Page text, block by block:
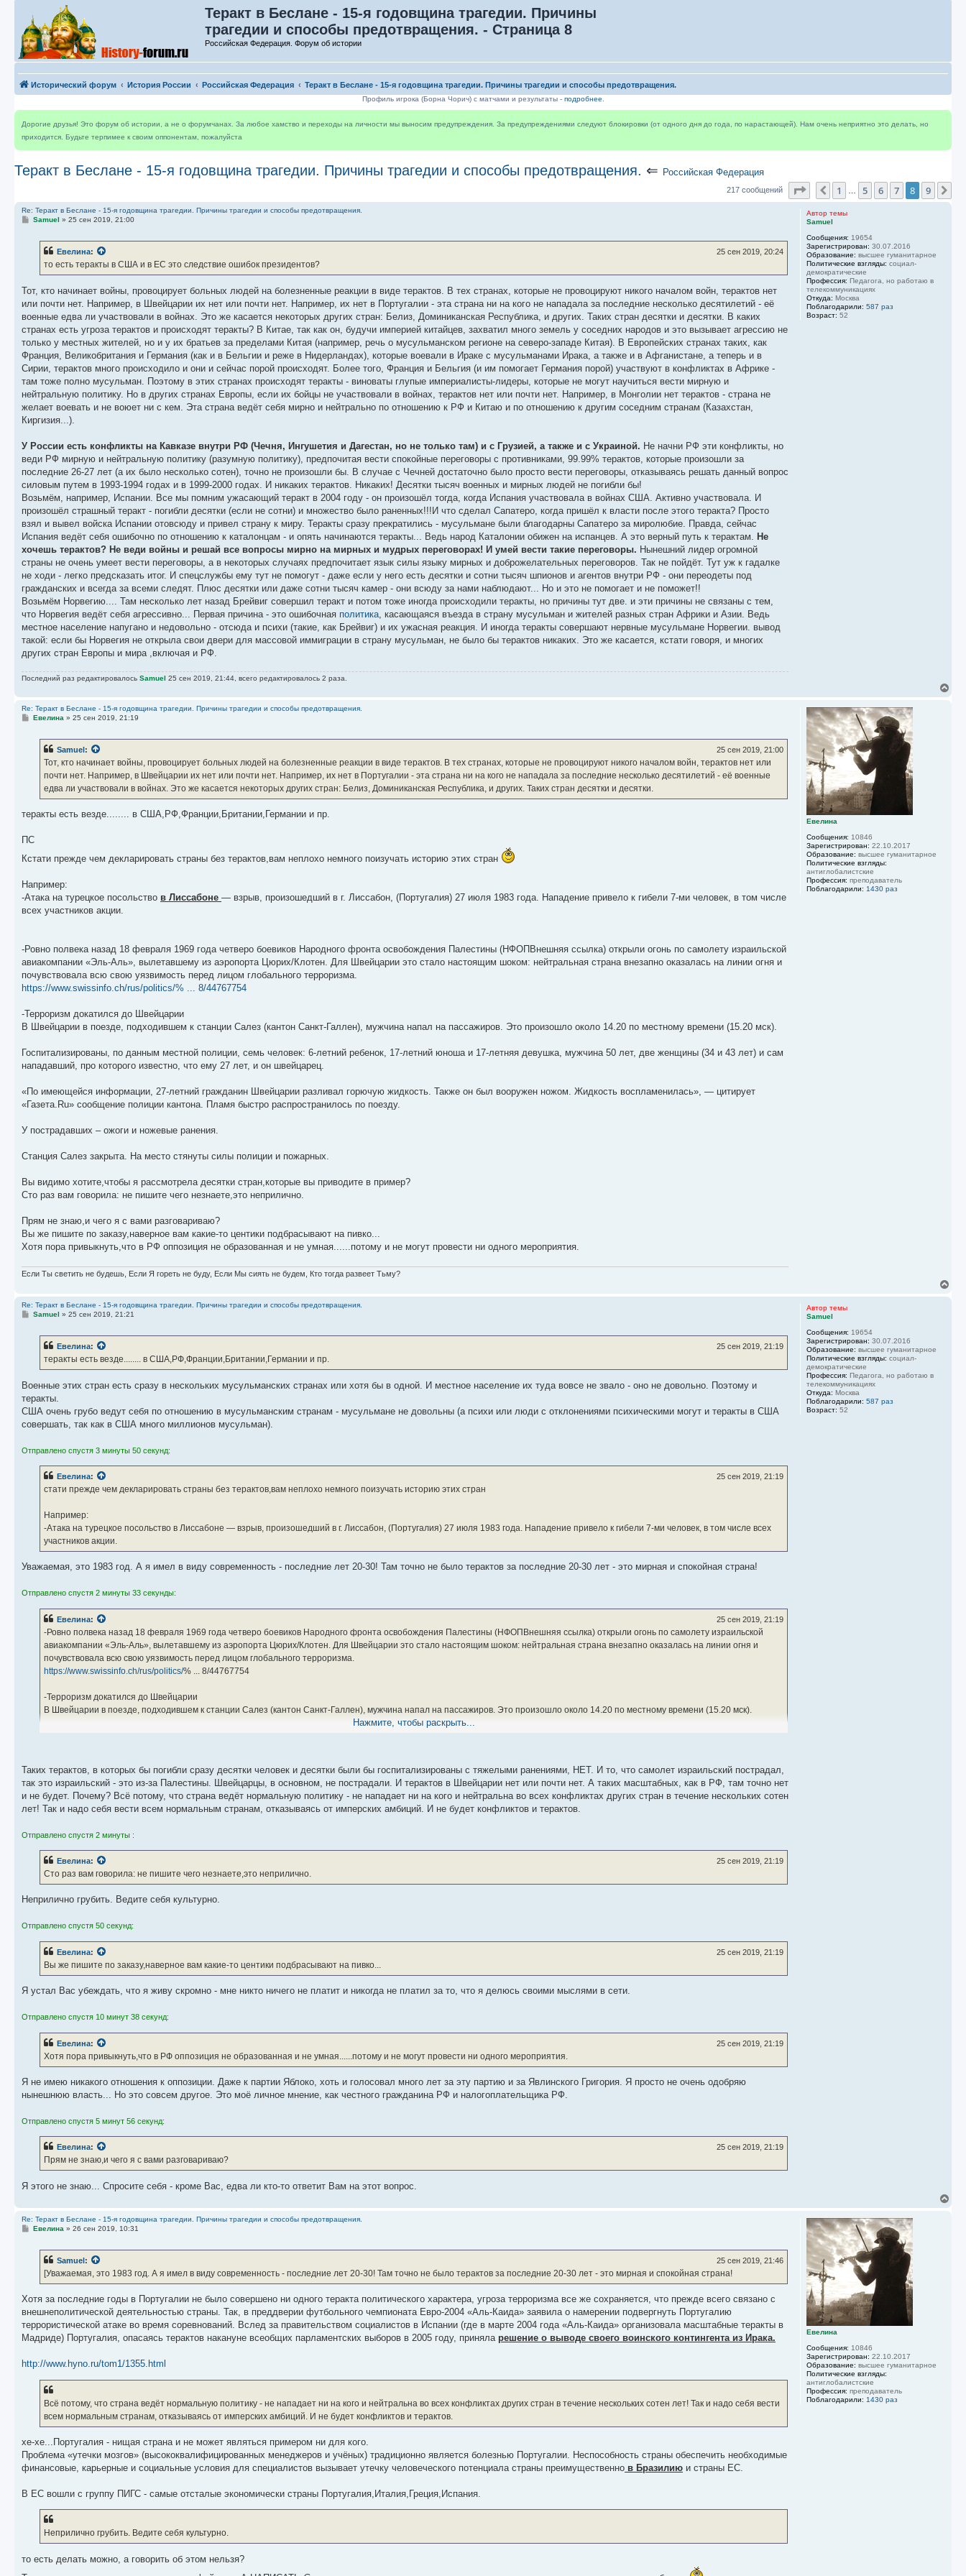
Теракт в Беслане - 15-я годовщина трагедии. Причины
трагедии и способы предотвращения. - Страница 8
Российская Федерация. Форум об истории
Исторический форум История России Российская Федерация Теракт в Беслане - 15-я годовщина трагедии. Причины трагедии и способы предотвращения.
Профиль игрока (Борна Чорич) с матчами и результаты - подробнее
Дорогие друзья! Это форум об истории, а не о форумчанах. За любое хамство и переходы на личности мы выносим предупреждения. За предупреждениями следуют блокировки (от одного дня до года, по нарастающей). Нам очень неприятно это делать, но
приходится. Будьте терпимее к своим оппонентам, пожалуйста
Теракт в Беслане - 15-я годовщина трагедии. Причины трагедии и способы предотвращения. ⇐ Российская Федерация
217 сообщений Страница из 9
Пред.
1 5 6 7 8 9
Автор темы
Samuel
Сообщения: 19654
Зарегистрирован: 30.07.2016
Образование: высшее гуманитарное
Политические взгляды: социал-
демократические
Профессия: Педагога, но работаю в
телекоммуникациях
Откуда: Москва
Поблагодарили: 587 раз
Возраст: 52
Re: Теракт в Беслане - 15-я годовщина трагедии. Причины трагедии и способы предотвращения.
С
е
Samuel » 25 сен 2019, 21:00
Евелина: 25 сен 2019, 20:24
то есть теракты в США и в ЕС это следствие ошибок президентов?
Тот, кто начинает войны, провоцирует больных людей на болезненные реакции в виде терактов. В тех странах, которые не провоцируют никого началом войн, терактов нет
или почти нет. Например, в Швейцарии их нет или почти нет. Например, их нет в Португалии - эта страна ни на кого не нападала за последние несколько десятилетий - её
военные едва ли участвовали в войнах. Это же касается некоторых других стран: Белиз, Доминиканская Республика, и других. Таких стран десятки и десятки. В каких
странах есть угроза терактов и происходят теракты? В Китае, так как он, будучи империей китайцев, захватил много земель у соседних народов и это вызывает агрессию не
только у местных жителей, но и у их братьев за пределами Китая (например, речь о мусульманском регионе на северо-западе Китая). В Европейских странах таких, как
Франция, Великобритания и Германия (как и в Бельгии и реже в Нидерландах), которые воевали в Ираке с мусульманами Ирака, а также и в Афганистане, а теперь и в
Сирии, терактов много происходило и они и сейчас порой происходят. Более того, Франция и Бельгия (и им помогает Германия порой) участвуют в конфликтах в Африке -
там тоже полно мусульман. Поэтому в этих странах происходят теракты - виноваты глупые империалисты-лидеры, которые не могут научиться вести мирную и
нейтральную политику. Но в других странах Европы, если их бойцы не участвовали в войнах, терактов нет или почти нет. Например, в Монголии нет терактов - страна не
желает воевать и не воюет ни с кем. Эта страна ведёт себя мирно и нейтрально по отношению к РФ и Китаю и по отношению к другим соседним странам (Казахстан,
Киргизия...).
У России есть конфликты на Кавказе внутри РФ (Чечня, Ингушетия и Дагестан, но не только там) и с Грузией, а также и с Украиной. Не начни РФ эти конфликты, но
веди РФ мирную и нейтральную политику (разумную политику), предпочитая вести спокойные переговоры с противниками, 99.99% терактов, которые произошли за
последние 26-27 лет (а их было несколько сотен), точно не произошли бы. В случае с Чечней достаточно было просто вести переговоры, отказываясь решать данный вопрос
силовым путем в 1993-1994 годах и в 1999-2000 годах. И никаких терактов. Никаких! Десятки тысяч военных и мирных людей не погибли бы!
Возьмём, например, Испании. Все мы помним ужасающий теракт в 2004 году - он произошёл тогда, когда Испания участвовала в войнах США. Активно участвовала. И
произошёл страшный теракт - погибли десятки (если не сотни) и множество было раненных!!!И что сделал Сапатеро, когда пришёл к власти после этого теракта? Просто
взял и вывел войска Испании отовсюду и привел страну к миру. Теракты сразу прекратились - мусульмане были благодарны Сапатеро за миролюбие. Правда, сейчас
Испания ведёт себя ошибочно по отношению к каталонцам - и опять начинаются теракты... Ведь народ Каталонии обижен на испанцев. А это верный путь к терактам. Не
хочешь терактов? Не веди войны и решай все вопросы мирно на мирных и мудрых переговорах! И умей вести такие переговоры. Нынешний лидер огромной
страны не очень умеет вести переговоры, а в некоторых случаях предпочитает язык силы языку мирных и доброжелательных переговоров. Так не пойдёт. Тут уж к гадалке
не ходи - легко предсказать итог. И спецслужбы ему тут не помогут - даже если у него есть десятки и сотни тысяч шпионов и агентов внутри РФ - они переодеты под
гражданских и всегда за всеми следят. Плюс десятки или даже сотни тысяч камер - они всюду за нами наблюдают... Но и это не помогает и не поможет!!
Возьмём Норвегию.... Там несколько лет назад Брейвиг совершил теракт и потом тоже иногда происходили теракты, но причины тут две. и эти причины не связаны с тем,
что Норвегия ведёт себя агрессивно... Первая причина - это ошибочная политика , касающаяся въезда в страну мусульман и жителей разных стран Африки и Азии. Ведь
местное население напугано и недовольно - отсюда и психи (такие, как Брейвиг) и их ужасная реакция. И иногда теракты совершают нервные мусульмане Норвегии. вывод
такой: если бы Норвегия не открыла свои двери для массовой иммиграции в страну мусульман, не было бы терактов никаких. Это же касается, кстати говоря, и многих
других стран Европы и мира ,включая и РФ.
Последний раз редактировалось Samuel 25 сен 2019, 21:44, всего редактировалось 2 раза.
Евелина
Сообщения: 10846
Зарегистрирован: 22.10.2017
Образование: высшее гуманитарное
Политические взгляды:
антиглобалистские
Профессия: преподаватель
Поблагодарили: 1430 раз
Re: Теракт в Беслане - 15-я годовщина трагедии. Причины трагедии и способы предотвращения.
СЕвелина » 25 сен 2019, 21:19
Samuel: 25 сен 2019, 21:00
Тот, кто начинает войны, провоцирует больных людей на болезненные реакции в виде терактов. В тех странах, которые не провоцируют никого началом войн, терактов нет или
почти нет. Например, в Швейцарии их нет или почти нет. Например, их нет в Португалии - эта страна ни на кого не нападала за последние несколько десятилетий - её военные
едва ли участвовали в войнах. Это же касается некоторых других стран: Белиз, Доминиканская Республика, и других. Таких стран десятки и десятки.
теракты есть везде........ в США,РФ,Франции,Британии,Германии и пр.
ПС
Кстати прежде чем декларировать страны без терактов,вам неплохо немного поизучать историю этих стран
Например:
-Атака на турецкое посольство в Лиссабоне — взрыв, произошедший в г. Лиссабон, (Португалия) 27 июля 1983 года. Нападение привело к гибели 7-ми человек, в том числе
всех участников акции.
-Ровно полвека назад 18 февраля 1969 года четверо боевиков Народного фронта освобождения Палестины (НФОПВнешняя ссылка) открыли огонь по самолету израильской
авиакомпании «Эль-Аль», вылетавшему из аэропорта Цюрих/Клотен. Для Швейцарии это стало настоящим шоком: нейтральная страна внезапно оказалась на линии огня и
почувствовала всю свою уязвимость перед лицом глобального терроризма.
https://www.swissinfo.ch/rus/politics/% ... 8/44767754
-Терроризм докатился до Швейцарии
В Швейцарии в поезде, подходившем к станции Салез (кантон Санкт-Галлен), мужчина напал на пассажиров. Это произошло около 14.20 по местному времени (15.20 мск).
Госпитализированы, по данным местной полиции, семь человек: 6-летний ребенок, 17-летний юноша и 17-летняя девушка, мужчина 50 лет, две женщины (34 и 43 лет) и сам
нападавший, про которого известно, что ему 27 лет, и он швейцарец.
«По имеющейся информации, 27-летний гражданин Швейцарии разливал горючую жидкость. Также он был вооружен ножом. Жидкость воспламенилась», — цитирует
«Газета.Ru» сообщение полиции кантона. Пламя быстро распространилось по поезду.
У пострадавших – ожоги и ножевые ранения.
Станция Салез закрыта. На место стянуты силы полиции и пожарных.
Вы видимо хотите,чтобы я рассмотрела десятки стран,которые вы приводите в пример?
Сто раз вам говорила: не пишите чего незнаете,это неприлично.
Прям не знаю,и чего я с вами разговариваю?
Вы же пишите по заказу,наверное вам какие-то центики подбрасывают на пивко...
Хотя пора привыкнуть,что в РФ оппозиция не образованная и не умная......потому и не могут провести ни одного мероприятия.
Если Ты светить не будешь, Если Я гореть не буду, Если Мы сиять не будем, Кто тогда развеет Тьму?
Автор темы
Samuel
Сообщения: 19654
Зарегистрирован: 30.07.2016
Образование: высшее гуманитарное
Политические взгляды: социал-
демократические
Профессия: Педагога, но работаю в
телекоммуникациях
Откуда: Москва
Поблагодарили: 587 раз
Возраст: 52
Re: Теракт в Беслане - 15-я годовщина трагедии. Причины трагедии и способы предотвращения.
С
е
Samuel » 25 сен 2019, 21:21
Евелина: 25 сен 2019, 21:19
теракты есть везде........ в США,РФ,Франции,Британии,Германии и пр.
Военные этих стран есть сразу в нескольких мусульманских странах или хотя бы в одной. И местное население их туда вовсе не звало - оно не довольно. Поэтому и
теракты.
США очень грубо ведут себя по отношению в мусульманским странам - мусульмане не довольны (а психи или люди с отклонениями психическими могут и теракты в США
совершать, так как в США много миллионов мусульман).
Отправлено спустя 3 минуты 50 секунд:
Евелина: 25 сен 2019, 21:19
стати прежде чем декларировать страны без терактов,вам неплохо немного поизучать историю этих стран
Например:
-Атака на турецкое посольство в Лиссабоне — взрыв, произошедший в г. Лиссабон, (Португалия) 27 июля 1983 года. Нападение привело к гибели 7-ми человек, в том числе всех
участников акции.
Уважаемая, это 1983 год. А я имел в виду современность - последние лет 20-30! Там точно не было терактов за последние 20-30 лет - это мирная и спокойная страна!
Отправлено спустя 2 минуты 33 секунды:
Евелина: 25 сен 2019, 21:19
-Ровно полвека назад 18 февраля 1969 года четверо боевиков Народного фронта освобождения Палестины (НФОПВнешняя ссылка) открыли огонь по самолету израильской
авиакомпании «Эль-Аль», вылетавшему из аэропорта Цюрих/Клотен. Для Швейцарии это стало настоящим шоком: нейтральная страна внезапно оказалась на линии огня и
почувствовала всю свою уязвимость перед лицом глобального терроризма.
https://www.swissinfo.ch/rus/politics/% ... 8/44767754
-Терроризм докатился до Швейцарии
В Швейцарии в поезде, подходившем к станции Салез (кантон Санкт-Галлен), мужчина напал на пассажиров. Это произошло около 14.20 по местному времени (15.20 мск).
«По имеющейся информации, 27-летний гражданин Швейцарии разливал горючую жидкость. Также он был вооружен ножом. Жидкость воспламенилась», — цитирует «Газета.Ru»
сообщение полиции кантона. Пламя быстро распространилось по поезду.
У пострадавших – ожоги и ножевые ранения.
Нажмите, чтобы раскрыть...
Таких терактов, в которых бы погибли сразу десятки человек и десятки были бы госпитализированы с тяжелыми ранениями, НЕТ. И то, что самолет израильский пострадал,
так это израильский - это из-за Палестины. Швейцарцы, в основном, не пострадали. И терактов в Швейцарии нет или почти нет. А таких масштабных, как в РФ, там точно нет
и не будет. Почему? Всё потому, что страна ведёт нормальную политику - не нападает ни на кого и нейтральна во всех конфликтах других стран в течение нескольких сотен
лет! Так и надо себя вести всем нормальным странам, отказываясь от имперских амбиций. И не будет конфликтов и терактов.
Отправлено спустя 2 минуты :
Евелина: 25 сен 2019, 21:19
Сто раз вам говорила: не пишите чего незнаете,это неприлично.
Неприлично грубить. Ведите себя культурно.
Отправлено спустя 50 секунд:
Евелина: 25 сен 2019, 21:19
Вы же пишите по заказу,наверное вам какие-то центики подбрасывают на пивко...
Я устал Вас убеждать, что я живу скромно - мне никто ничего не платит и никогда не платил за то, что я делюсь своими мыслями в сети.
Отправлено спустя 10 минут 38 секунд:
Евелина: 25 сен 2019, 21:19
Хотя пора привыкнуть,что в РФ оппозиция не образованная и не умная......потому и не могут провести ни одного мероприятия.
Я не имею никакого отношения к оппозиции. Даже к партии Яблоко, хоть и голосовал много лет за эту партию и за Явлинского Григория. Я просто не очень одобряю
нынешнюю власть... Но это совсем другое. Это моё личное мнение, как честного гражданина РФ и налогоплательщика РФ.
Отправлено спустя 5 минут 56 секунд:
Евелина: 25 сен 2019, 21:19
Прям не знаю,и чего я с вами разговариваю?
Я этого не знаю... Спросите себя - кроме Вас, едва ли кто-то ответит Вам на этот вопрос.
Евелина
Сообщения: 10846
Зарегистрирован: 22.10.2017
Образование: высшее гуманитарное
Политические взгляды:
антиглобалистские
Профессия: преподаватель
Поблагодарили: 1430 раз
Re: Теракт в Беслане - 15-я годовщина трагедии. Причины трагедии и способы предотвращения.
С
е
Евелина » 26 сен 2019, 10:31
Samuel: 25 сен 2019, 21:46
[Уважаемая, это 1983 год. А я имел в виду современность - последние лет 20-30! Там точно не было терактов за последние 20-30 лет - это мирная и спокойная страна!
Хотя за последние годы в Португалии не было совершено ни одного теракта политического характера, угроза терроризма все же сохраняется, что прежде всего связано с
внешнеполитической деятельностью страны. Так, в преддверии футбольного чемпионата Евро-2004 «Аль-Каида» заявила о намерении подвергнуть Португалию
террористической атаке во время соревнований. Вслед за правительством социалистов в Испании (где в марте 2004 года «Аль-Каида» организовала масштабные теракты в
Мадриде) Португалия, опасаясь терактов накануне всеобщих парламентских выборов в 2005 году, приняла решение о выводе своего воинского контингента из Ирака.
http://www.hyno.ru/tom1/1355.html
Всё потому, что страна ведёт нормальную политику - не нападает ни на кого и нейтральна во всех конфликтах других стран в течение нескольких сотен лет! Так и надо себя вести
всем нормальным странам, отказываясь от имперских амбиций. И не будет конфликтов и терактов.
хе-хе...Португалия - нищая страна и не может являться примером ни для кого.
Проблема «утечки мозгов» (высококвалифицированных менеджеров и учёных) традиционно является болезнью Португалии. Неспособность страны обеспечить необходимые
финансовые, карьерные и социальные условия для специалистов вызывает утечку человеческого потенциала страны преимущественно в Бразилию и страны ЕС.
В ЕС вошли с группу ПИГС - самые отсталые экономически страны Португалия,Италия,Греция,Испания.
Неприлично грубить. Ведите себя культурно.
то есть делать можно, а говорить об этом нельзя?